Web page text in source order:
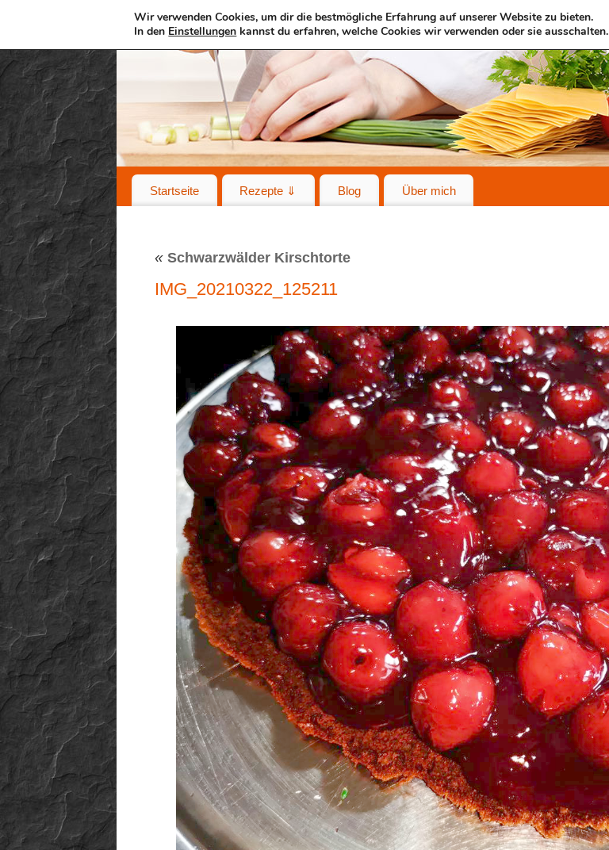
Startseite Rezepte ⇓ Blog Über mich
« Schwarzwälder Kirschtorte
IMG_20210322_125211
Wir verwenden Cookies, um dir die bestmögliche Erfahrung auf unserer Website zu bieten.
In den Einstellungen kannst du erfahren, welche Cookies wir verwenden oder sie ausschalten.